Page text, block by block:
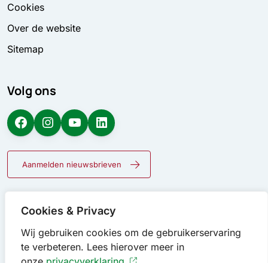
Cookies & Privacy
Wij gebruiken cookies om de gebruikerservaring
te verbeteren. Lees hierover meer in
Cookies
Over de website
Sitemap
Volg ons
Facebook Instagram YouTube LinkedIn
Aanmelden nieuwsbrieven